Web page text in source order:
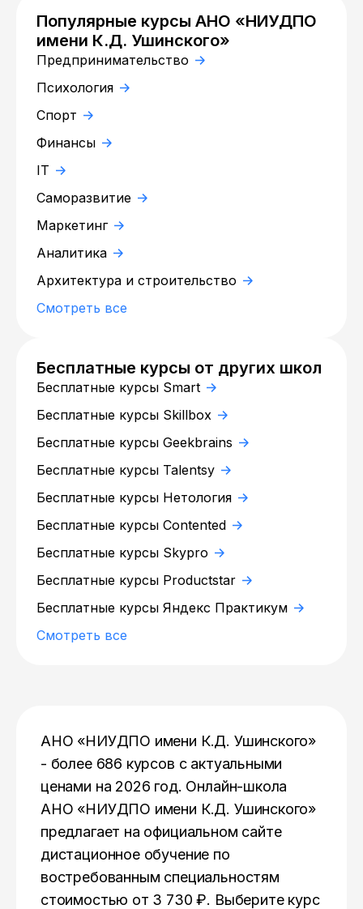
Популярные курсы АНО «НИУДПО
имени К.Д. Ушинского»
Предпринимательство
Психология
Спорт
Финансы
IT
Саморазвитие
Маркетинг
Аналитика
Архитектура и строительство
Смотреть все
Бесплатные курсы от других школ
Бесплатные курсы Smart
Бесплатные курсы Skillbox
Бесплатные курсы Geekbrains
Бесплатные курсы Talentsy
Бесплатные курсы Нетология
Бесплатные курсы Contented
Бесплатные курсы Skypro
Бесплатные курсы Productstar
Бесплатные курсы Яндекс Практикум
Смотреть все
АНО «НИУДПО имени К.Д. Ушинского»
- более 686 курсов с актуальными
ценами на 2026 год. Онлайн-школа
АНО «НИУДПО имени К.Д. Ушинского»
предлагает на официальном сайте
дистационное обучение по
востребованным специальностям
стоимостью от 3 730 ₽. Выберите курс